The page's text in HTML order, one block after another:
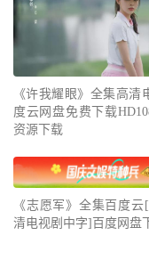
《许我耀眼》全集高清
度云网盘免费下载
资源下载
《志愿军》全集百度云
清电视剧中字]百度网盘